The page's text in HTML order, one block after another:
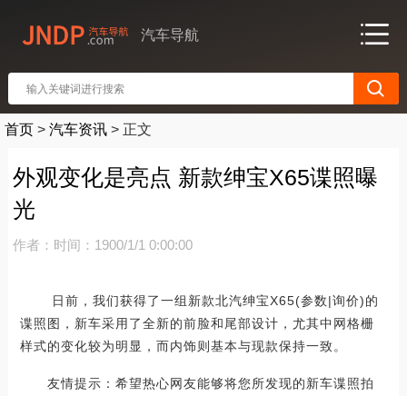
汽车导航
首页 > 汽车资讯 > 正文
外观变化是亮点 新款绅宝X65谍照曝
光
作者： 时间：1900/1/1 0:00:00
日前，我们获得了一组新款北汽绅宝X65(参数|询价)的
谍照图，新车采用了全新的前脸和尾部设计，尤其中网格栅
样式的变化较为明显，而内饰则基本与现款保持一致。
友情提示：希望热心网友能够将您所发现的新车谍照拍